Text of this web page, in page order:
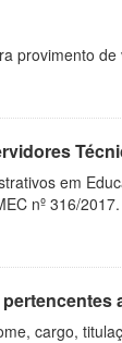
provimento de
em
nº 316/2017.
cargo,